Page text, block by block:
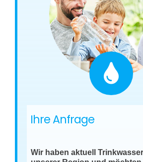
Ihre Anfrage
Wir haben aktuell